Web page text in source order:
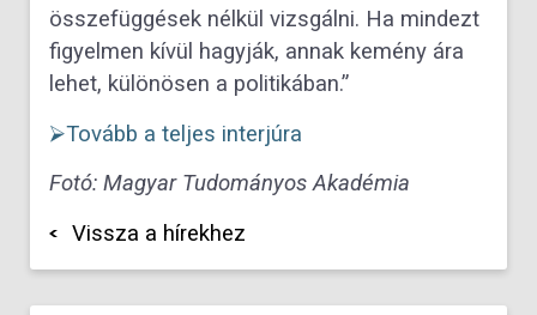
összefüggések nélkül vizsgálni. Ha mindezt
figyelmen kívül hagyják, annak kemény ára
lehet, különösen a politikában.”
⮚Tovább a teljes interjúra
Fotó: Magyar Tudományos Akadémia
Vissza a hírekhez